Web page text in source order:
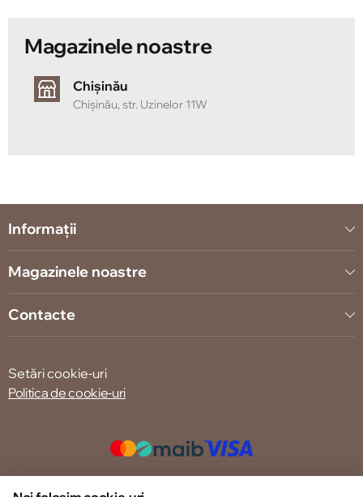
Magazinele noastre
Chișinău
Chișinău, str. Uzinelor 11W
Informații
Magazinele noastre
Contacte
Setări cookie-uri
Politica de cookie-uri
© 2013 – 2026 ECOM